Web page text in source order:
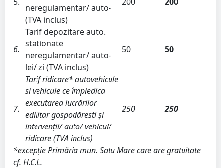
neregulamentar/ auto-
(TVA inclus)
6.
Tarif depozitare auto.
stationate
neregulamentar/ auto-
lei/ zi (TVA inclus)
50 50
7.
Tarif ridicare* autovehicule
si vehicule ce împiedica
executarea lucrărilor
edilitar gospodăresti și
intervenții/ auto/ vehicul/
ridicare (TVA inclus)
250 250
*excepție Primăria mun. Satu Mare care are gratuitate
cf. H.C.L.